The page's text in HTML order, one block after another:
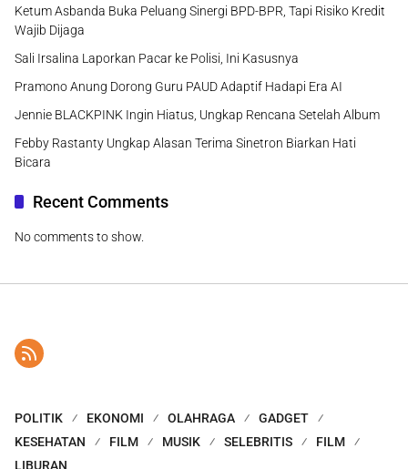
Ketum Asbanda Buka Peluang Sinergi BPD-BPR, Tapi Risiko Kredit
Wajib Dijaga
Sali Irsalina Laporkan Pacar ke Polisi, Ini Kasusnya
Pramono Anung Dorong Guru PAUD Adaptif Hadapi Era AI
Jennie BLACKPINK Ingin Hiatus, Ungkap Rencana Setelah Album
Febby Rastanty Ungkap Alasan Terima Sinetron Biarkan Hati
Bicara
Recent Comments
No comments to show.
POLITIK EKONOMI OLAHRAGA
GADGET
KESEHATAN
FILM MUSIK SELEBRITIS
FILM
LIBURAN